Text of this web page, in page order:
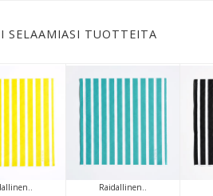
SELAAMIASI TUOTTEITA
Raidallinen..